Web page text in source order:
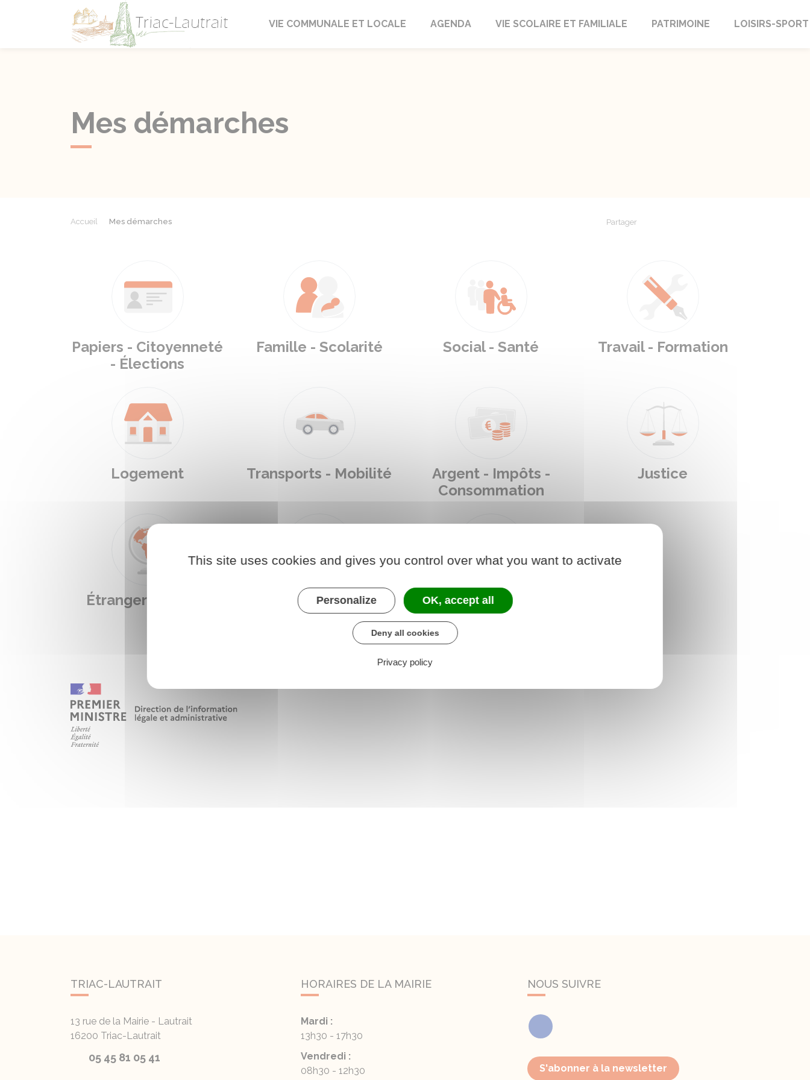
Triac-Lautrait
VIE COMMUNALE ET LOCALE AGENDA VIE SCOLAIRE ET FAMILIALE PATRIMOINE LOISIRS-SPORT
Mes démarches
Accueil Mes démarches Partager
Papiers - Citoyenneté
- Élections
Famille - Scolarité Social - Santé Travail - Formation
Logement Transports - Mobilité
Argent - Impôts -
Consommation
Justice
Étranger - Europe
Loisirs - Sports -
Culture
Associations
TRIAC-LAUTRAIT
13 rue de la Mairie - Lautrait
16200 Triac-Lautrait
05 45 81 05 41
HORAIRES DE LA MAIRIE
Mardi :
13h30 - 17h30
Vendredi :
08h30 - 12h30
NOUS SUIVRE
Facebook
S'abonner à la newsletter
This site uses cookies and gives you control over what you want to activate
Personalize OK, accept all
Deny all cookies
Privacy policy